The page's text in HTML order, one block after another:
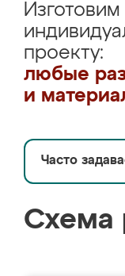
проекту:
любые
и
Часто
Схема